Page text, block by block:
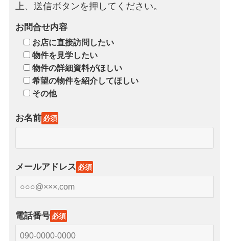
上、送信ボタンを押してください。
お問合せ内容
お店に直接訪問したい
物件を見学したい
物件の詳細資料がほしい
希望の物件を紹介してほしい
その他
お名前 必須
メールアドレス 必須
電話番号 必須